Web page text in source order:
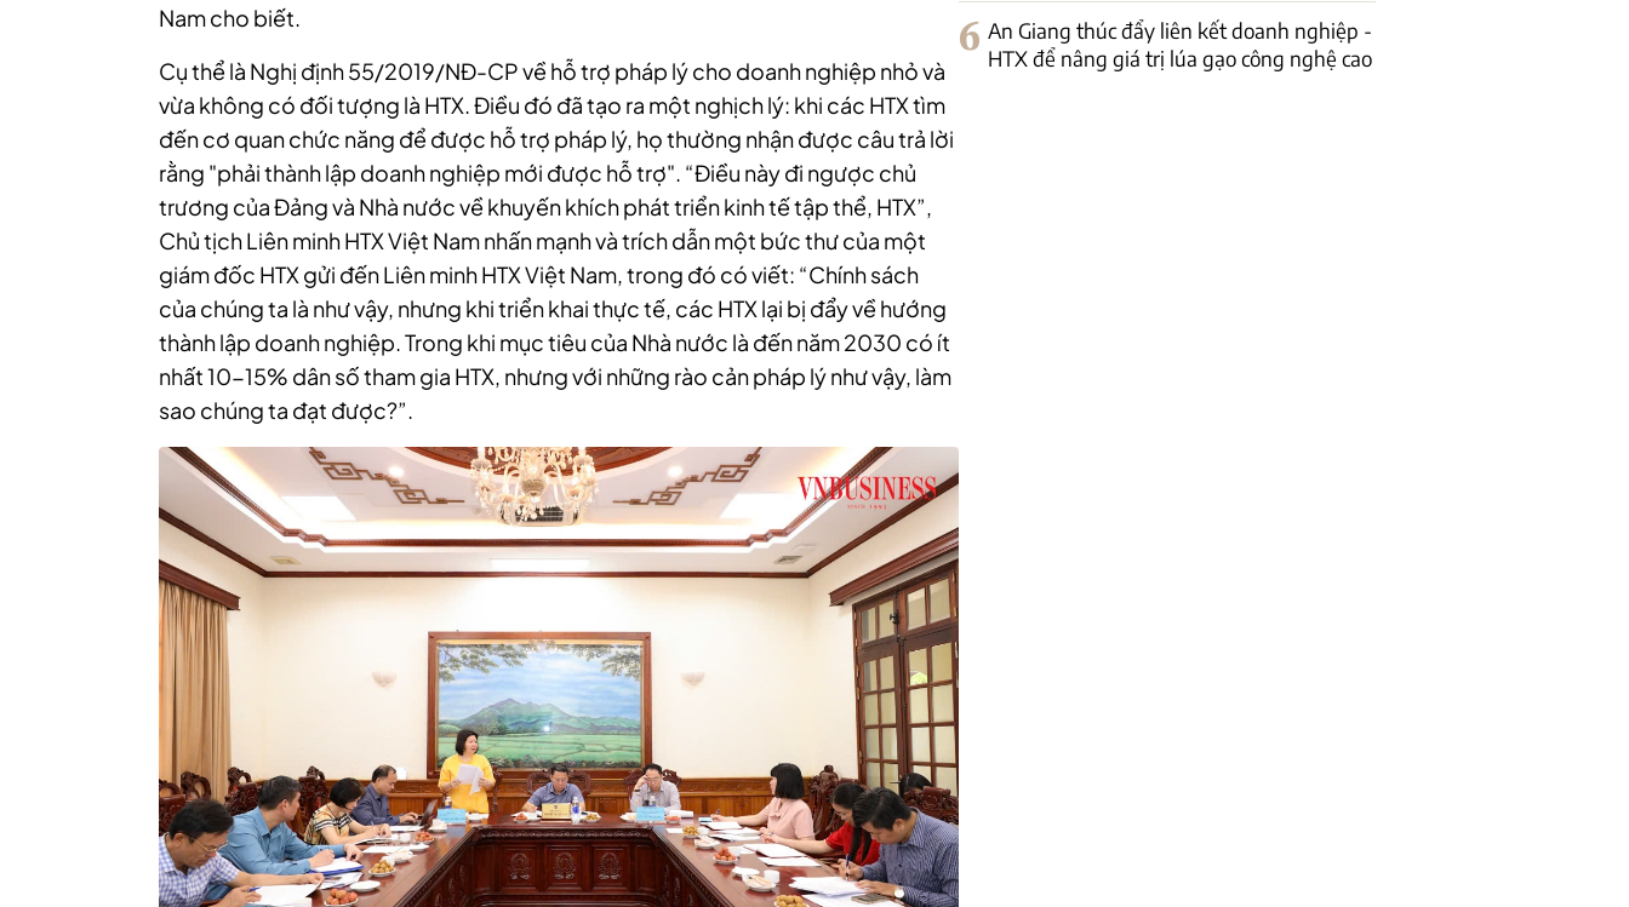
Nam cho biết.
Cụ thể là Nghị định 55/2019/NĐ-CP về hỗ trợ pháp lý cho doanh nghiệp nhỏ và
vừa không có đối tượng là HTX. Điều đó đã tạo ra một nghịch lý: khi các HTX tìm
đến cơ quan chức năng để được hỗ trợ pháp lý, họ thường nhận được câu trả lời
rằng "phải thành lập doanh nghiệp mới được hỗ trợ". “Điều này đi ngược chủ
trương của Đảng và Nhà nước về khuyến khích phát triển kinh tế tập thể, HTX”,
Chủ tịch Liên minh HTX Việt Nam nhấn mạnh và trích dẫn một bức thư của một
giám đốc HTX gửi đến Liên minh HTX Việt Nam, trong đó có viết: “Chính sách
của chúng ta là như vậy, nhưng khi triển khai thực tế, các HTX lại bị đẩy về hướng
thành lập doanh nghiệp. Trong khi mục tiêu của Nhà nước là đến năm 2030 có ít
nhất 10-15% dân số tham gia HTX, nhưng với những rào cản pháp lý như vậy, làm
sao chúng ta đạt được?”.
6 An Giang thúc đẩy liên kết doanh nghiệp -
HTX để nâng giá trị lúa gạo công nghệ cao